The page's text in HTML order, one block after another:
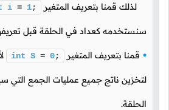
لذلك قمنا بتعريف المتغير i = 1;
سنستخدمه كعداد في الحلقة قبل
قمنا بتعريف المتغير int S = 0;
لتخزين ناتج جميع عمليات الجمع التي
الحلقة.